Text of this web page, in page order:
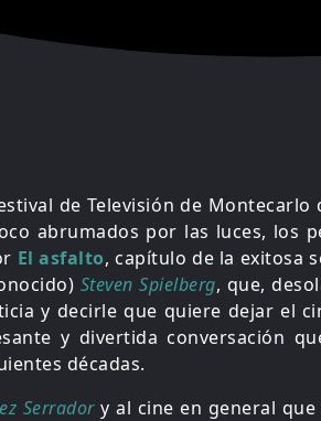
de Televisión de Montecarlo
abrumados por las luces, los
El asfalto, capítulo de la exitosa
Steven Spielberg, que,
y decirle que quiere dejar el
y divertida conversación
décadas.
Serradory al cine en general